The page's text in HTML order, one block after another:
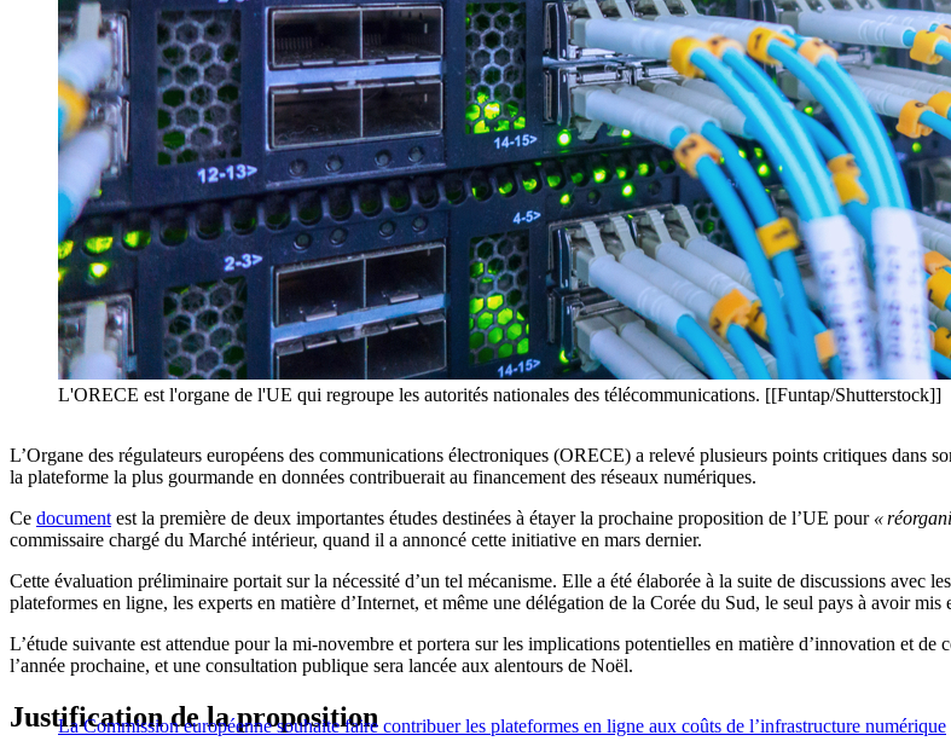
L'ORECE est l'organe de l'UE qui regroupe les autorités nationales des télécommunications. [[Funtap/Shutterstock]]
L’Organe des régulateurs européens des communications électroniques (ORECE) a relevé plusieurs points critiques dans
la plateforme la plus gourmande en données contribuerait au financement des réseaux numériques.
Ce document est la première de deux importantes études destinées à étayer la prochaine proposition de l’UE pour «
commissaire chargé du Marché intérieur, quand il a annoncé cette initiative en mars dernier.
Cette évaluation préliminaire portait sur la nécessité d’un tel mécanisme. Elle a été élaborée à la suite de discussions avec
plateformes en ligne, les experts en matière d’Internet, et même une délégation de la Corée du Sud, le seul pays à avoir mis
L’étude suivante est attendue pour la mi-novembre et portera sur les implications potentielles en matière d’innovation et
l’année prochaine, et une consultation publique sera lancée aux alentours de Noël.
La Commission européenne souhaite faire contribuer les plateformes en ligne aux coûts de l’infrastructure numérique
Justification de la proposition